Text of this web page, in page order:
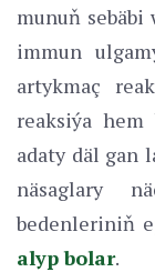
munuň sebäbi
immun
artykmaç
reaksiýa hem
adaty däl gan
näsaglary
bedenleriniň
alyp bolar.